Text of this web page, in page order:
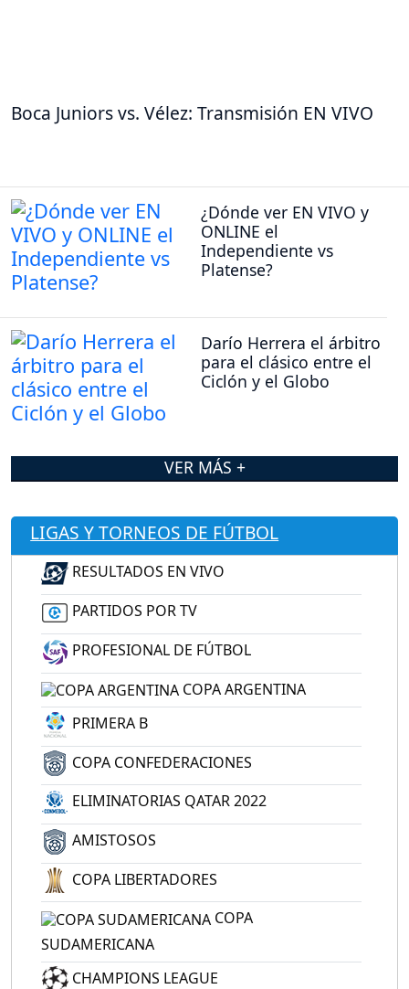
Boca Juniors vs. Vélez: Transmisión EN VIVO
¿Dónde ver EN VIVO y
ONLINE el
Independiente vs
Platense?
Darío Herrera el árbitro
para el clásico entre el
Ciclón y el Globo
VER MÁS +
LIGAS Y TORNEOS DE FÚTBOL
RESULTADOS EN VIVO
PARTIDOS POR TV
PROFESIONAL DE FÚTBOL
COPA ARGENTINA
PRIMERA B
COPA CONFEDERACIONES
ELIMINATORIAS QATAR 2022
AMISTOSOS
COPA LIBERTADORES
COPA
SUDAMERICANA
CHAMPIONS LEAGUE